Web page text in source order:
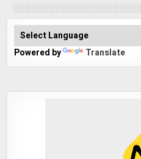
Powered by Translate